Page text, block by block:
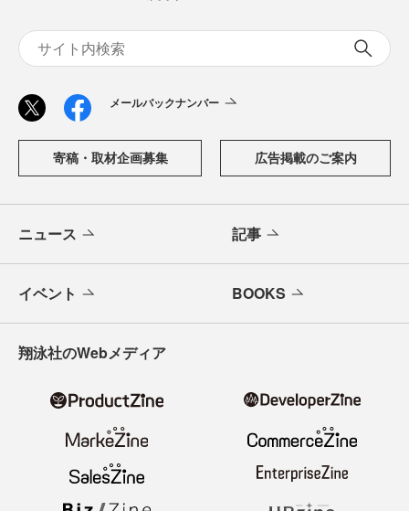
メールバックナンバー
寄稿・取材企画募集 広告掲載のご案内
ニュース 記事
イベント BOOKS
翔泳社のWebメディア